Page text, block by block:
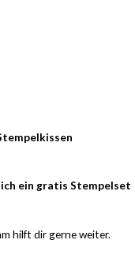
ein gratis Stempelset
hilft dir gerne weiter.